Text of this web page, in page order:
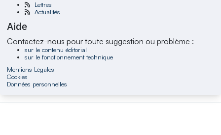
Lettres
Actualités
Aide
Contactez-nous pour toute suggestion ou problème :
sur le contenu éditorial
sur le fonctionnement technique
Mentions Légales
Cookies
Données personnelles